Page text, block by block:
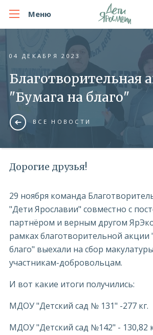
Меню
04 ДЕКАБРЯ 2023
Благотворительная
"Бумага на благо"
ВСЕ НОВОСТИ
Дорогие друзья!
29 ноября команда
"Дети Ярославии" совместно с
партнёром и верным другом
рамках благотворительной акции
благо" выехали на сбор
участникам-добровольцам.
И вот какие итоги получились:
МДОУ "Детский сад № 131" -277 кг.
МДОУ "Детский сад №142" - 130,82